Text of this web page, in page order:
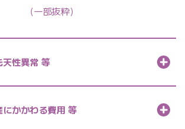
（一部抜粋）
天性異常 等
にかかわる費用 等